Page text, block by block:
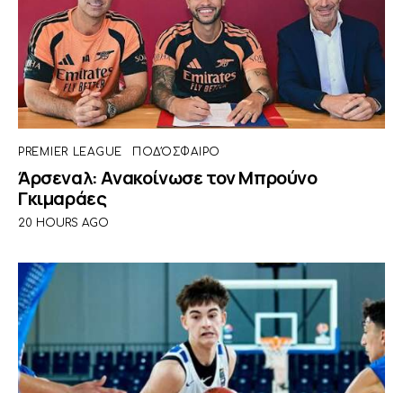
PREMIER LEAGUE ΠΟΔΌΣΦΑΙΡΟ
Άρσεναλ: Ανακοίνωσε τον Μπρούνο
Γκιμαράες
20 HOURS AGO